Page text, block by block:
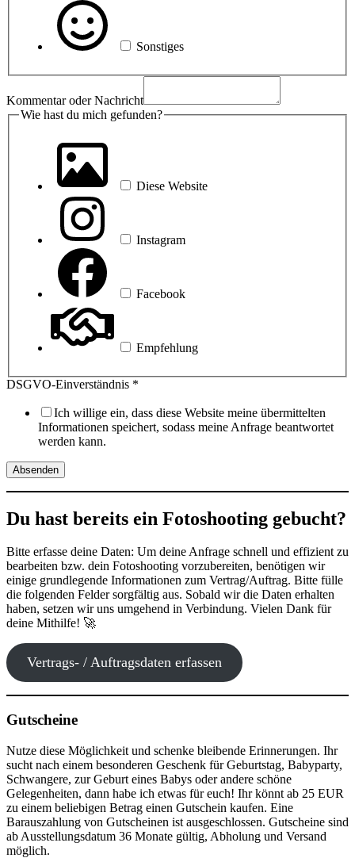
Sonstiges
oder
Nachricht
Kommentar oder Nachricht
Wie hast du mich gefunden?
Diese Website
Instagram
Facebook
Empfehlung
DSGVO-Einverständnis *
Ich willige ein, dass diese Website meine übermittelten
Informationen speichert, sodass meine Anfrage beantwortet
werden kann.
Absenden
Du hast bereits ein Fotoshooting gebucht?
Bitte erfasse deine Daten: Um deine Anfrage schnell und effizient zu
bearbeiten bzw. dein Fotoshooting vorzubereiten, benötigen wir
einige grundlegende Informationen zum Vertrag/Auftrag. Bitte fülle
die folgenden Felder sorgfältig aus. Sobald wir die Daten erhalten
haben, setzen wir uns umgehend in Verbindung. Vielen Dank für
deine Mithilfe! 🚀
Vertrags- / Auftragsdaten erfassen
Gutscheine
Nutze diese Möglichkeit und schenke bleibende Erinnerungen. Ihr
sucht nach einem besonderen Geschenk für Geburtstag, Babyparty,
Schwangere, zur Geburt eines Babys oder andere schöne
Gelegenheiten, dann habe ich etwas für euch! Ihr könnt ab 25 EUR
zu einem beliebigen Betrag einen Gutschein kaufen. Eine
Barauszahlung von Gutscheinen ist ausgeschlossen. Gutscheine sind
ab Ausstellungsdatum 36 Monate gültig, Abholung und Versand
möglich.